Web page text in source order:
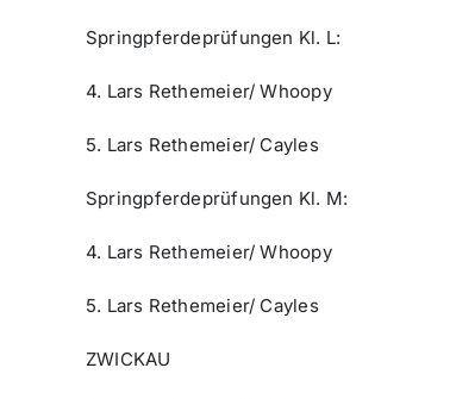
Springpferdeprüfungen Kl. L:
4. Lars Rethemeier/ Whoopy
5. Lars Rethemeier/ Cayles
Springpferdeprüfungen Kl. M:
4. Lars Rethemeier/ Whoopy
5. Lars Rethemeier/ Cayles
ZWICKAU